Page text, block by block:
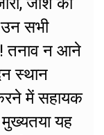
उन सभी
तनाव न आने
स्थान
में सहायक
मुख्यतया यह